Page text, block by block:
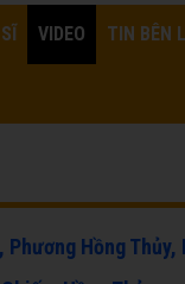
VIDEO TIN BÊN
Hồng